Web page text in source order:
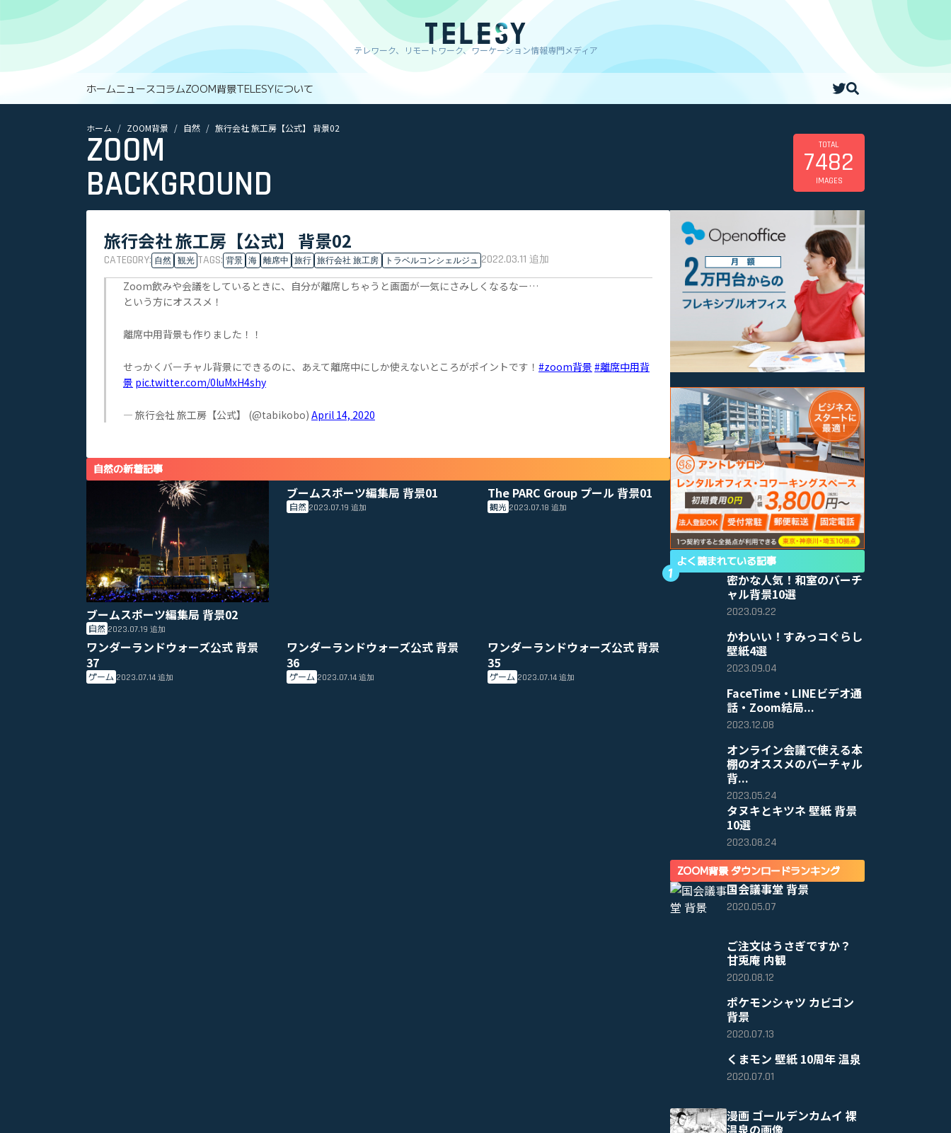
テレワーク、リモートワーク、ワーケーション情報専門メディア
ホームニュースコラムZOOM背景TELESYについて
ホーム ZOOM背景 自然 旅行会社 旅工房【公式】 背景02
ZOOM
BACKGROUND
TOTAL
7482
IMAGES
旅行会社 旅工房【公式】 背景02
CATEGORY: 自然 観光 TAGS: 背景 海 離席中 旅行 旅行会社 旅工房 トラベルコンシェルジュ 2022.03.11 追加
Zoom飲みや会議をしているときに、自分が離席しちゃうと画面が一気にさみしくなるなー…
という方にオススメ！
離席中用背景も作りました！！
せっかくバーチャル背景にできるのに、あえて離席中にしか使えないところがポイントです！ #zoom背景 #離席中用背
景 pic.twitter.com/0luMxH4shy
— 旅行会社 旅工房【公式】 (@tabikobo) April 14, 2020
自然の新着記事
ブームスポーツ編集局 背景02
自然 2023.07.19追加
ブームスポーツ編集局 背景01
自然 2023.07.19 追加
The PARC Group プール 背景01
観光 2023.07.18追加
ワンダーランドウォーズ公式 背景
37
ゲーム 2023.07.14追加
ワンダーランドウォーズ公式 背景
36
ゲーム 2023.07.14 追加
ワンダーランドウォーズ公式 背景
35
ゲーム 2023.07.14追加
よく読まれている記事
密かな人気！和室のバーチ
ャル背景10選
2023.09.22
かわいい！すみっコぐらし
壁紙4選
2023.09.04
FaceTime・LINEビデオ通
話・Zoom結局...
2023.12.08
オンライン会議で使える本
棚のオススメのバーチャル
背...
2023.05.24
タヌキとキツネ 壁紙 背景
10選
2023.08.24
ZOOM背景 ダウンロードランキング
国会議事堂 背景
2020.05.07
ご注文はうさぎですか？
甘兎庵 内観
2020.08.12
ポケモンシャツ カビゴン
背景
2020.07.13
くまモン 壁紙 10周年 温泉
2020.07.01
漫画 ゴールデンカムイ 裸